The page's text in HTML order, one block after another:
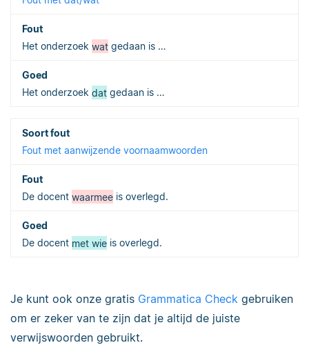
Het onderzoek wat gedaan is …
Het onderzoek dat gedaan is …
Fout met aanwijzende voornaamwoorden
De docent waarmee is overlegd.
De docent met wie is overlegd.
Je kunt ook onze gratis Grammatica Check gebruiken
om er zeker van te zijn dat je altijd de juiste
verwijswoorden gebruikt.